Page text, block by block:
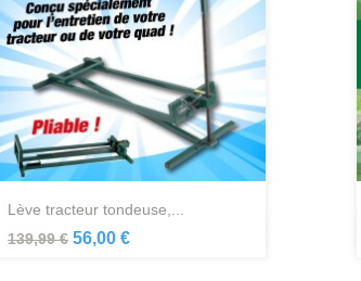
lève tracteur tondeuse,...
139,99 € 56,00 €
Aperçu rapide